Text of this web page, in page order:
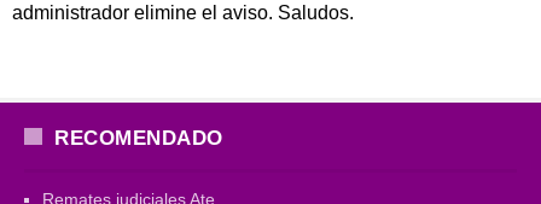
administrador elimine el aviso. Saludos.
RECOMENDADO
Remates judiciales Ate